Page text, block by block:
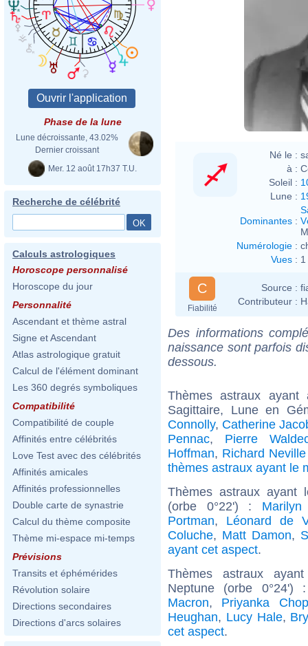
Phase de la lune
Lune décroissante, 43.02%
Dernier croissant
Mer. 12 août 17h37 T.U.
Recherche de célébrité
Calculs astrologiques
Horoscope personnalisé
Horoscope du jour
Personnalité
Ascendant et thème astral
Signe et Ascendant
Atlas astrologique gratuit
Calcul de l'élément dominant
Les 360 degrés symboliques
Compatibilité
Compatibilité de couple
Affinités entre célébrités
Love Test avec des célébrités
Affinités amicales
Affinités professionnelles
Double carte de synastrie
Calcul du thème composite
Thème mi-espace mi-temps
Prévisions
Transits et éphémérides
Révolution solaire
Directions secondaires
Directions d'arcs solaires
Né le :
à :
Soleil :
Lune :
Dominantes :
Numérologie :
Vues :
C
Fiabilité
Source :
Contributeur :
Des informations
naissance sont parfois
dessous.
Thèmes astraux
Sagittaire, Lune en
Connolly, Catherine
Pennac, Pierre
Hoffman, Richard
thèmes astraux ayant le
Thèmes astraux ayant
(orbe 0°22') :
Portman, Léonard de
Coluche, Matt Damon,
ayant cet aspect.
Thèmes astraux
Neptune (orbe
Macron, Priyanka
Heughan, Lucy Hale,
cet aspect.